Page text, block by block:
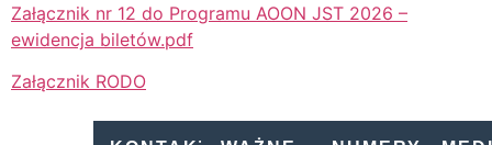
Załącznik nr 12 do Programu AOON JST 2026 –
ewidencja biletów.pdf
Załącznik RODO